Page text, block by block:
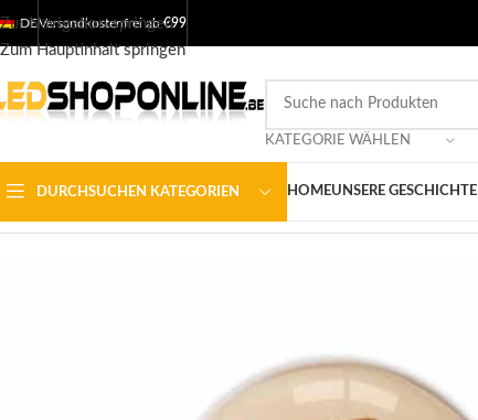
Zur Navigation springen
Zum Hauptinhalt springen
DEVersandkostenfrei ab€99
KATEGORIE WÄHLEN
DURCHSUCHEN KATEGORIEN HOMEUNSERE GESCHICHTE